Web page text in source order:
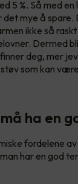
5 %. Så med en
mye å spare.
ikke så
Dermed
deg, mer
som kan
ha en
fordelene
har en god